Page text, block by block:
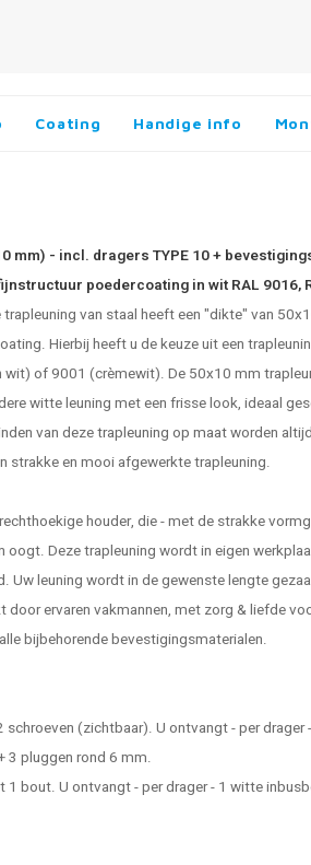
Coating Handige info
mm) - incl. dragers TYPE 10 +
poedercoating in wit RAL 9016,
van staal heeft een "dikte" van
Hierbij heeft u de keuze uit een
of 9001 (crèmewit). De 50x10 mm
witte leuning met een frisse look, ideaal
van dezetrapleuning op maatworden
strakke en mooi afgewerkte trapleuning.
houder, die - met de strakke
Deze trapleuning wordt in eigen
Uw leuning wordt in de gewenste lengte
ervaren vakmannen, met zorg & liefde
bijbehorende bevestigingsmaterialen.
schroeven (zichtbaar). U ontvangt - per
3 pluggen rond 6 mm.
1 bout. U ontvangt - per drager - 1 witte